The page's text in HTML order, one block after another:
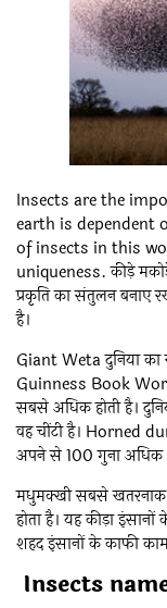
Insects are the
earth is dependent
of insects in this
uniqueness. कीड़े
प्रकृति का संतुलन बनाए
है।
Giant Weta दुनिया
Guinness Book
सबसे अधिक होती है।
वह चींटी है। Horned
अपने से 100 गुना अधिक
मधुमक्खी सबसे खतरनाक
होता है। यह कीड़ा
शहद इंसानों के काफी
Insects